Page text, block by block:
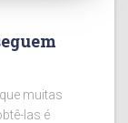
muitas
las é